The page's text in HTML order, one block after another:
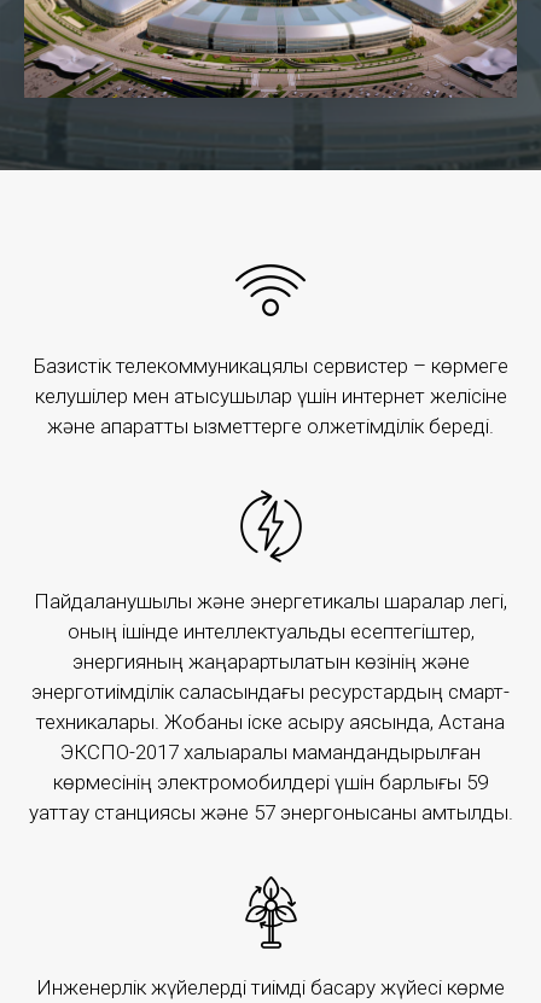
Базистік телекоммуникацялық сервистер – көрмеге
келушілер мен қатысушылар үшін интернет желісіне
және ақпараттық қызметтерге қолжетімділік береді.
Пайдаланушылық және энергетикалық шаралар легі,
оның ішінде интеллектуальды есептегіштер,
энергияның жаңарартылатын көзінің және
энерготиімділік саласындағы ресурстардың смарт-
техникалары. Жобаны іске асыру аясында, Астана
ЭКСПО-2017 халықаралық мамандандырылған
көрмесінің электромобилдері үшін барлығы 59
қуаттау станциясы және 57 энергонысаны қамтылды.
Инженерлік жүйелерді тиімді басқару жүйесі көрме
Energy Dispatching Traction (EDT ACS)
EDT ACS is a complex automation and information
control and analysis of consumption: electricity and
diesel fuel in the field of railway transport.
More
"Magistral" ACS
railway transport industry.